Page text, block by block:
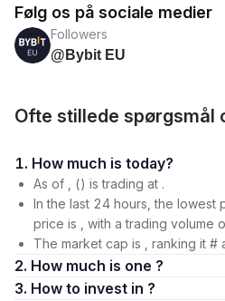
Følg os på sociale medier
Followers
@Bybit EU
Ofte stillede spørgsmål
1. How much is today?
As of , () is trading at .
In the last 24 hours, the lowest
price is , with a trading volume
The market cap is , ranking it #
2. How much is one ?
3. How to invest in ?